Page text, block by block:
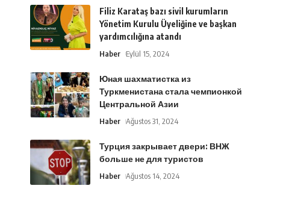
Filiz Karataş bazı sivil kurumların
Yönetim Kurulu Üyeliğine ve başkan
yardımcılığına atandı
Haber Eylül 15, 2024
Юная шахматистка из
Туркменистана стала чемпионкой
Центральной Азии
Haber Ağustos 31, 2024
Турция закрывает двери: ВНЖ
больше не для туристов
Haber Ağustos 14, 2024